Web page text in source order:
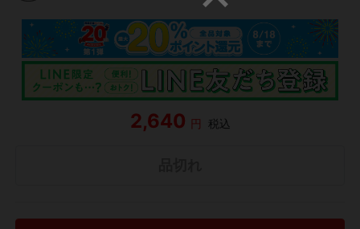
2,640 円 税込